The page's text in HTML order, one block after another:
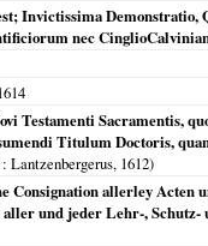
Invictissima
nec
Testamenti
Titulum Doctoris,
: Lantzenbergerus, 1612)
Consignation allerley Acten
und jeder Lehr-, Schutz-